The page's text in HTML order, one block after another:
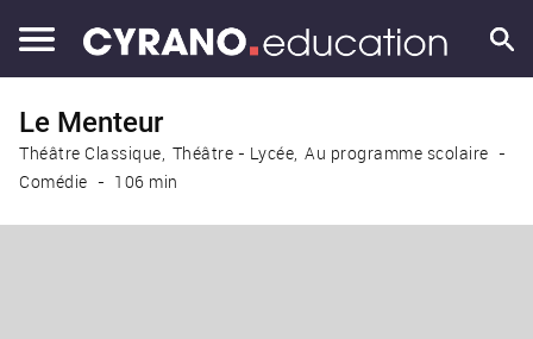
Le Menteur
Théâtre Classique Théâtre - Lycée Au programme scolaire
Comédie
106 min